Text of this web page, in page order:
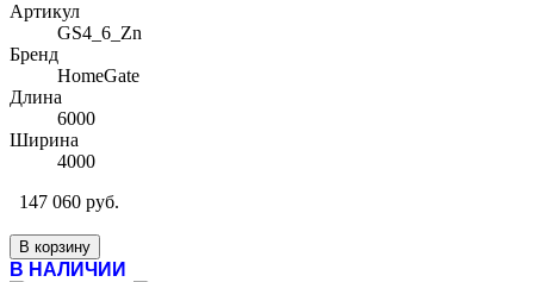
Артикул
GS4_6_Zn
Бренд
HomeGate
Длина
6000
Ширина
4000
147 060 руб.
В корзину
В НАЛИЧИИ